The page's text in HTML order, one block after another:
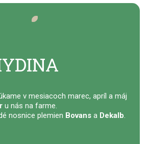
v mesiacoch marec, apríl a máj
u nás na farme.
nosnice plemien Bovans a Dekalb.